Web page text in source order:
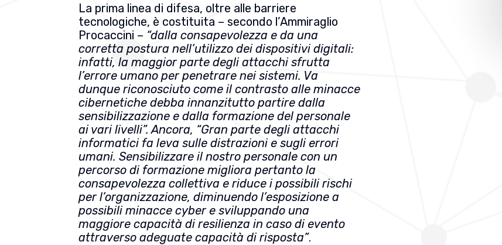
La prima linea di difesa, oltre alle barriere
tecnologiche, è costituita – secondo l’Ammiraglio
Procaccini – “dalla consapevolezza e da una
corretta postura nell’utilizzo dei dispositivi digitali:
infatti, la maggior parte degli attacchi sfrutta
l’errore umano per penetrare nei sistemi. Va
dunque riconosciuto come il contrasto alle minacce
cibernetiche debba innanzitutto partire dalla
sensibilizzazione e dalla formazione del personale
ai vari livelli”. Ancora, “Gran parte degli attacchi
informatici fa leva sulle distrazioni e sugli errori
umani. Sensibilizzare il nostro personale con un
percorso di formazione migliora pertanto la
consapevolezza collettiva e riduce i possibili rischi
per l’organizzazione, diminuendo l’esposizione a
possibili minacce cyber e sviluppando una
maggiore capacità di resilienza in caso di evento
attraverso adeguate capacità di risposta”.